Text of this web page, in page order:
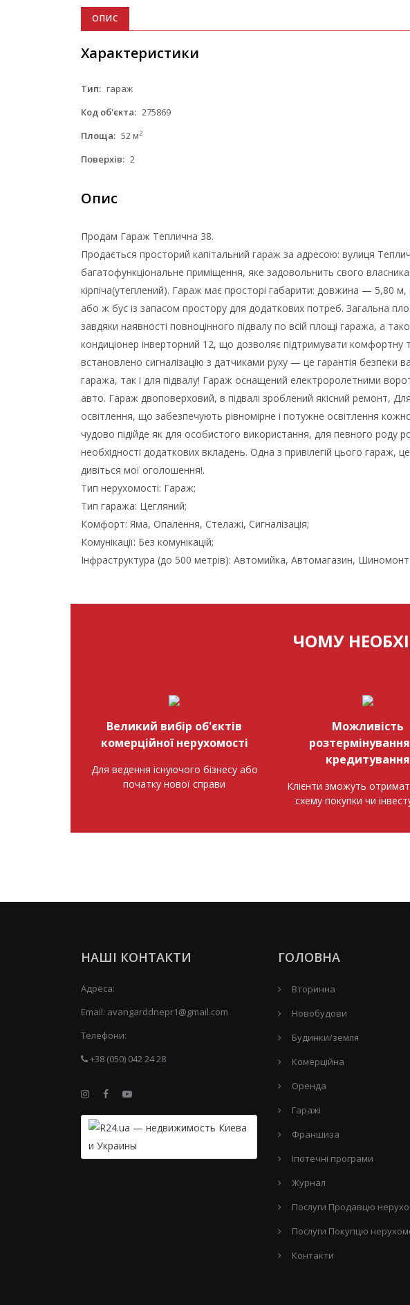
ОПИС
Характеристики
Тип: гараж
Код об'єкта: 275869
Площа: 52 м2
Поверхів: 2
Опис
Продам Гараж Теплична 38.
Продається просторий капітальний гараж за адресою: вулиця
багатофункціональне приміщення, яке задовольнить свого
кірпіча(утеплений). Гараж має просторі габарити: довжина —
або ж бус із запасом простору для додаткових потреб. Загальна
завдяки наявності повноцінного підвалу по всій площі гаража, а
кондиціонер інверторний 12, що дозволяє підтримувати
встановлено сигналізацію з датчиками руху — це гарантія
гаража, так і для підвалу! Гараж оснащений електроролетними
авто. Гараж двоповерховий, в підвалі зроблений якісний ремонт,
освітлення, що забезпечують рівномірне і потужне освітлення
чудово підійде як для особистого використання, для певного роду
необхідності додаткових вкладень. Одна з привілегій цього
дивіться мої оголошення!.
Тип нерухомості: Гараж;
Тип гаража: Цегляний;
Комфорт: Яма, Опалення, Стелажі, Сигналізація;
Комунікації: Без комунікацій;
Інфраструктура (до 500 метрів): Автомийка, Автомагазин,
ЧОМУ
Великий вибір об'єктів
комерційної нерухомості
Для ведення існуючого бізнесу або
початку нової справи
Можливість
кредитування
Клієнти зможуть
схему покупки чи
НАШІ КОНТАКТИ
Адреса:
Email: avangarddnepr1@gmail.com
Телефони:
+38 (050) 042 24 28
ГОЛОВНА
Вторинна
Новобудови
Будинки/земля
Комерційна
Оренда
Гаражі
Франшиза
Іпотечні програми
Журнал
Послуги Продавцю
Послуги Покупцю
Контакти